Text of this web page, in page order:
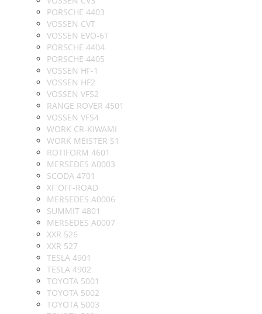
PORSCHE 4403
VOSSEN CVT
VOSSEN EVO-6T
PORSCHE 4404
PORSCHE 4405
VOSSEN HF-1
VOSSEN HF2
VOSSEN VFS2
RANGE ROVER 4501
VOSSEN VFS4
WORK CR-KIWAMI
WORK MEISTER S1
ROTIFORM 4601
MERSEDES A0003
SCODA 4701
XF OFF-ROAD
MERSEDES A0006
SUMMIT 4801
MERSEDES A0007
XXR 526
XXR 527
TESLA 4901
TESLA 4902
TOYOTA 5001
TOYOTA 5002
TOYOTA 5003